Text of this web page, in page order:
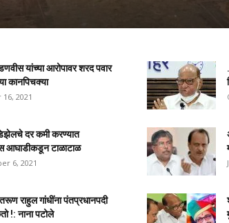
यांच्या आरोपावर शरद पवार
कानपिचक्या
2021
दर कमी करण्यात
आघाडीकडून टाळाटाळ
6, 2021
राहुल गांधींना पंतप्रधानपदी
!: नाना पटोले